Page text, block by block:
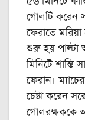
গোলটি করেন
ফেরাতে
শুরু হয় পাল্টা
মিনিটে
ফেরান।
চেষ্টা করেন
গোলরক্ষককে